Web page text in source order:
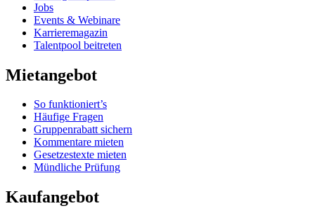
Jobs
Events & Webinare
Karrieremagazin
Talentpool beitreten
Mietangebot
So funktioniert’s
Häufige Fragen
Gruppenrabatt sichern
Kommentare mieten
Gesetzestexte mieten
Mündliche Prüfung
Kaufangebot